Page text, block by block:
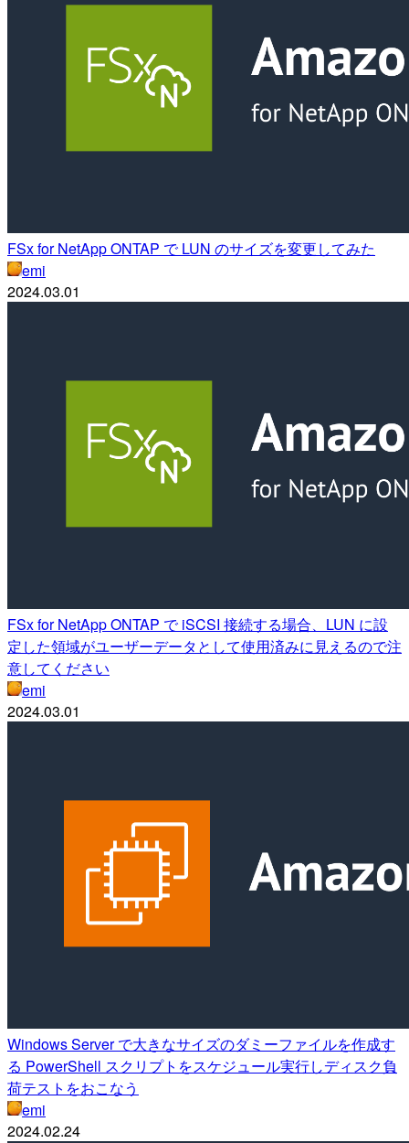
FSx for NetApp ONTAP で LUN のサイズを変更してみた
emi
2024.03.01
FSx for NetApp ONTAP で iSCSI 接続する場合、LUN に設
定した領域がユーザーデータとして使用済みに見えるので注
意してください
emi
2024.03.01
Windows Server で大きなサイズのダミーファイルを作成す
る PowerShell スクリプトをスケジュール実行しディスク負
荷テストをおこなう
emi
2024.02.24